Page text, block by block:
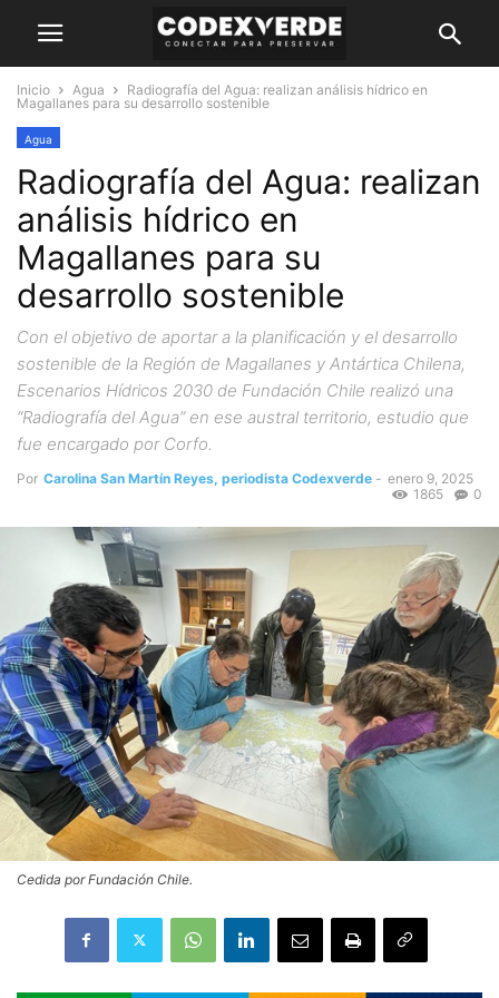
Inicio Agua
Radiografía del Agua: realizan análisis hídrico en
Magallanes para su desarrollo sostenible
Agua
Radiografía del Agua: realizan
análisis hídrico en
Magallanes para su
desarrollo sostenible
Con el objetivo de aportar a la planificación y el desarrollo
sostenible de la Región de Magallanes y Antártica Chilena,
Escenarios Hídricos 2030 de Fundación Chile realizó una
“Radiografía del Agua” en ese austral territorio, estudio que
fue encargado por Corfo.
Por Carolina San Martín Reyes, periodista Codexverde - enero 9, 2025
0
1865
Cedida por Fundación Chile.